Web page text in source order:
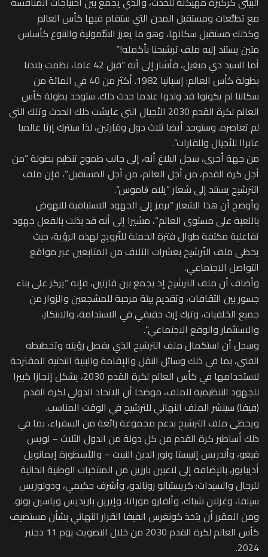
مع تطلُّعات ومستقبل المدن التي ستقام فيها كأس العالم
وكذلك مستقبل سكانها، وهو ما يعزز الشُّمولية والتنوع كأساس
متين يستند إليه ملف ترشيحنا بأكمله!”
أما السيد دي ميغيل، فأشار إلى أنه “قبل 42 عاما، نظمت بلادنا
بطولة كأس العالم: إسبانيا 1982. أكثر من 40 في المائة من
سكاننا لم يكونوا قد ولدوا عندما حدث ذلك. ستوحد بطولة كأس
العالم لكرة القدم 2030 الأجيال التي عايشت ذلك الحدث وتلك التي
لم تعاصره. وستوحد أيضا ثلاث دول وقارتين، لذا ستترك إرثا عالميا
عابراا للأجيال وللقارات”.
من جهة أخرى، سجل البلاغ أنه، إلى جانب طموح تنظيم بطولة “من
أجل كرة القدم، من أجل العالم، من أجل المستقبل”، فإن ملف
الترشيح يستند إلى شعار “يلاه ڨاموس”.
وأوضح أن هذا الشعار “يرمز إلى الجهود الاستباقية للنهوض
باللعبة على مستوى العالم”، مشيرا إلى أنه قد بذلت بالفعل جهود
تفاعلية مكثفة طوال فترة الحملة للتّرويج لهذه الرؤية، حيث
يحظى ملف التّرشيح بعشرات الآلاف من المتابعين عبر مواقع
التواصل الاجتماعي.
وأضاف أن ملف الترشيح إذ يجمع بين قارتين، فإنه “يركز على بناء
جسور بين الثقافات، وتقديم بيئة مرحبة للمشجعين والزوار من
جميع الخلفيات، وترك إرث حقيقي في الاستدامة، والابتكار،
والاستثمار والوقع الاجتماعي”.
وسجل أن استكمال ملف الترشيح الذي يفصل رؤيته وتخطيطه
الفني، بما في ذلك وسائل النقل والإقامة والبنية التحتية المقترحة
لاستخدامها في كأس العالم لكرة القدم 2030، يشكل إنجازا كبيرا
للجهود التنظيمية للملف، موضحا أن الاتحاد الدولي لكرة القدم
(فيفا) سينشر الملف النهائي للترشيح في الوقت المناسب.
ويحظى ملف الترشيح بدعم مجموعة رائعة من السفراء، بما في
ذلك أساطير كرة القدم من كل دولة من الدول الثلاث – لويس
فيغو، وأندريس إنييستا ونور الدين النيبت – والأسطورة إيمانويل
أديبايور، بالإضافة إلى لاعبين بارزين من المنتخبات الوطنية الحالية
للرجال والسيدات: كريستيانو رونالدو، وأشرف حكيمي، ودولوريس
سيلفا، وغزلان شباك، وألفارو موراتا، وإيرين باريديس وياسين بونو.
ومن المقرر أن يتخذ كونغرس الفيفا القرار النهائي بشأن مستضيف
كأس العالم لكرة القدم 2030 من خلال التصويت يوم 11 دجنبر
2024.